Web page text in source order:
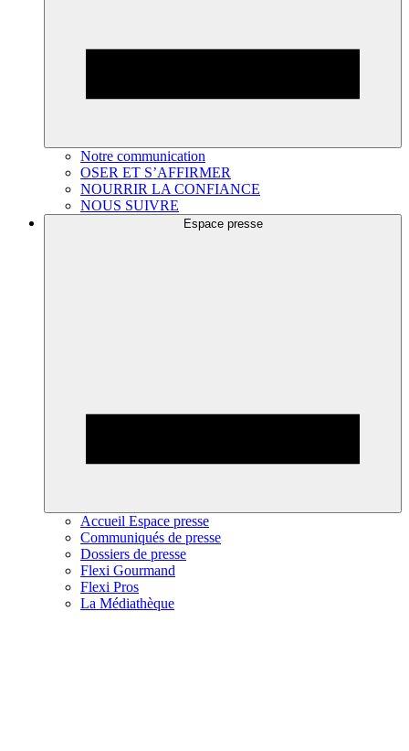
Notre communication
OSER ET S’AFFIRMER
NOURRIR LA CONFIANCE
NOUS SUIVRE
Espace presse
Accueil Espace presse
Communiqués de presse
Dossiers de presse
Flexi Gourmand
Flexi Pros
La Médiathèque